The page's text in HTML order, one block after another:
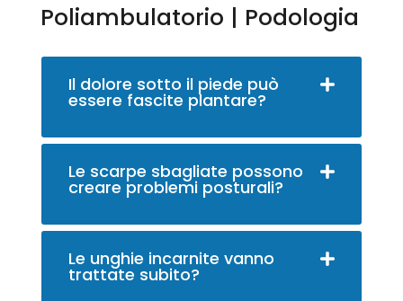
Poliambulatorio | Podologia
Il dolore sotto il piede può
essere fascite plantare?
Le scarpe sbagliate possono
creare problemi posturali?
Le unghie incarnite vanno
trattate subito?